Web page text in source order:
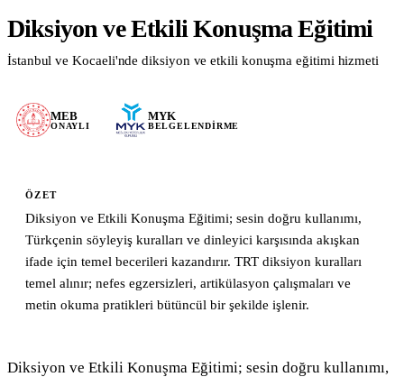
Sağlık Hizmetleri
Blog & Kaynaklar
Tüm Yazılar
Mevzuat & Yönetmelik
Vaka Çalışmaları
Formlar & Materyaller
Hakkımızda
WhatsAppMail Gönder
Diksiyon ve Etkili Konuşma Eğitimi
İstanbul ve Kocaeli'nde diksiyon ve etkili konuşma eğitimi hizmeti
MEB
ONAYLI
MYK
BELGELENDIRME
ÖZET
Diksiyon ve Etkili Konuşma Eğitimi; sesin doğru kullanımı,
Türkçenin söyleyiş kuralları ve dinleyici karşısında akışkan
ifade için temel becerileri kazandırır. TRT diksiyon kuralları
temel alınır; nefes egzersizleri, artikülasyon çalışmaları ve
metin okuma pratikleri bütüncül bir şekilde işlenir.
Diksiyon ve Etkili Konuşma Eğitimi; sesin doğru kullanımı,